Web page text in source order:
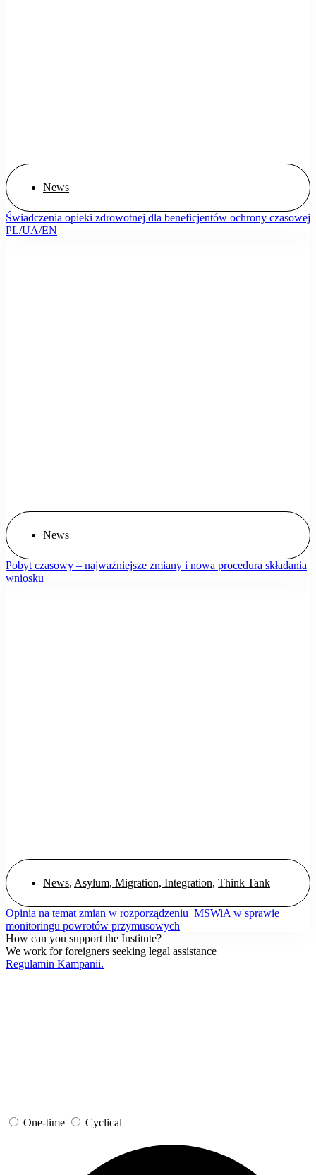
News
Świadczenia opieki zdrowotnej dla beneficjentów ochrony czasowej
PL/UA/EN
News
Pobyt czasowy – najważniejsze zmiany i nowa procedura składania
wniosku
News, Asylum, Migration, Integration, Think Tank
Opinia na temat zmian w rozporządzeniu MSWiA w sprawie
monitoringu powrotów przymusowych
How can you support the Institute?
We work for foreigners seeking legal assistance
Regulamin Kampanii.
One-time Cyclical